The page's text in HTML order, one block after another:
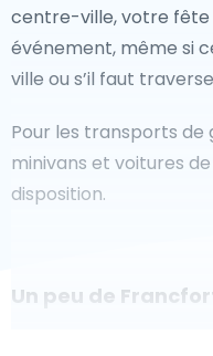
centre-ville, votre fête
événement, même si
ville ou s’il faut
Pour les transports de
minivans et voitures
disposition.
Un peu de